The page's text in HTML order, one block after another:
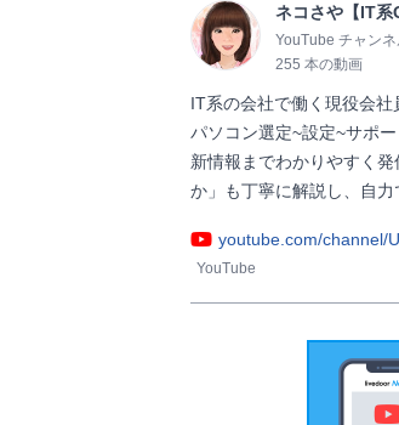
ネコさや【IT系
YouTube チャン
255 本の動画
IT系の会社で働く現役会社
パソコン選定~設定~サポ
新情報までわかりやすく
か」も丁寧に解説し、
youtube.com/channel/
YouTube